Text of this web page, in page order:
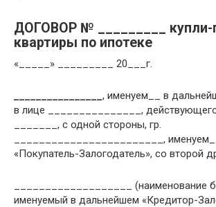
ДОГОВОР № _________
квартиры по ипотеке
«_____» _________ 20___г.
, именуем__ в
в лице _______________,
_______, с одной стороны, гр.
________________________,
«Покупатель-Залогодатель», со второй
___________________ (наименование
именуемый в дальнейшем «Кредитор-